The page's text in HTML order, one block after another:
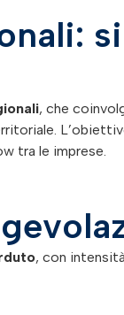
, che
tra le imprese.
, con